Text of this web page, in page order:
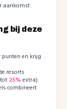
aankomst
bij deze
en krijg
resorts
25% extra)
combineert